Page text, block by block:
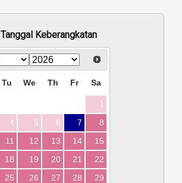
Tanggal Keberangkatan
Tu We Th Fr Sa
1
4 5 6 7
8
11 12 13 14
15
18 19 20 21
22
25 26 27 28
29